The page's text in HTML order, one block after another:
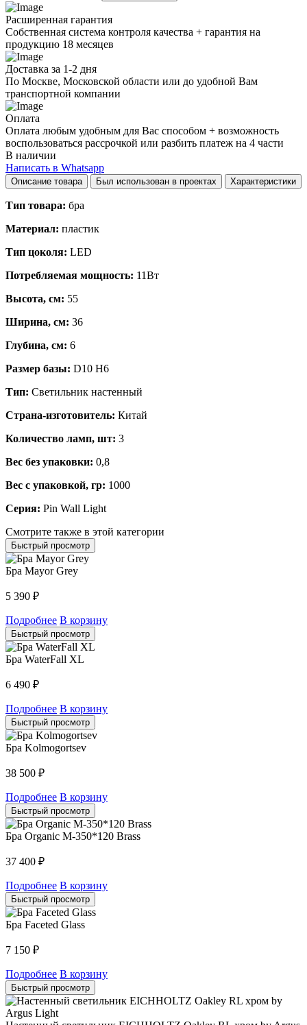
Расширенная гарантия
Собственная система контроля качества + гарантия на
продукцию 18 месяцев
Доставка за 1-2 дня
По Москве, Московской области или до удобной Вам
транспортной компании
Оплата
Оплата любым удобным для Вас способом + возможность
воспользоваться рассрочкой или разбить платеж на 4 части
В наличии
Написать в Whatsapp
Описание товара Был использован в проектах Характеристики
Тип товара: бра
Материал: пластик
Тип цоколя: LED
Потребляемая мощность: 11Вт
Высота, см: 55
Ширина, см: 36
Глубина, см: 6
Размер базы: D10 H6
Тип: Светильник настенный
Страна-изготовитель: Китай
Количество ламп, шт: 3
Вес без упаковки: 0,8
Вес с упаковкой, гр: 1000
Серия: Pin Wall Light
Смотрите также в этой категории
Быстрый просмотр
Бра Mayor Grey
5 390 ₽
Подробнее В корзину
Быстрый просмотр
Бра WaterFall XL
6 490 ₽
Подробнее В корзину
Быстрый просмотр
Бра Kolmogortsev
38 500 ₽
Подробнее В корзину
Быстрый просмотр
Бра Organic M-350*120 Brass
37 400 ₽
Подробнее В корзину
Быстрый просмотр
Бра Faceted Glass
7 150 ₽
Подробнее В корзину
Быстрый просмотр